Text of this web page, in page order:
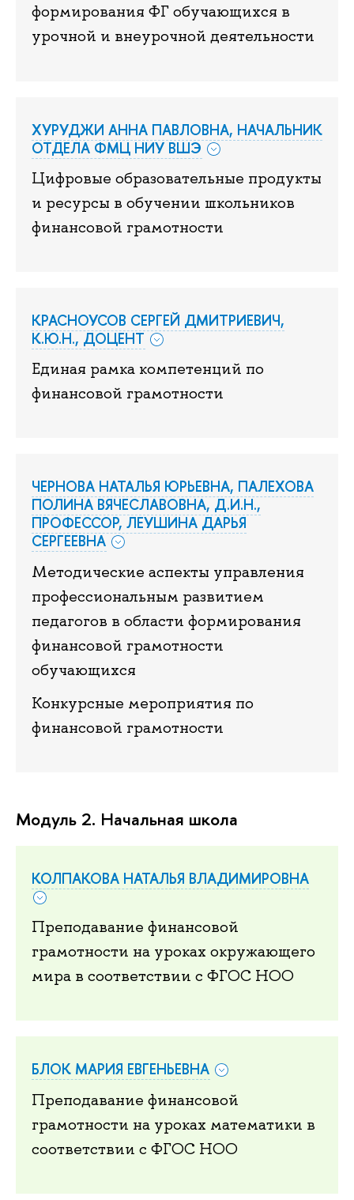
формирования ФГ обучающихся в
урочной и внеурочной деятельности
ХУРУДЖИ АННА ПАВЛОВНА, НАЧАЛЬНИК
ОТДЕЛА ФМЦ НИУ ВШЭ
Цифровые образовательные продукты
и ресурсы в обучении школьников
финансовой грамотности
КРАСНОУСОВ СЕРГЕЙ ДМИТРИЕВИЧ,
К.Ю.Н., ДОЦЕНТ
Единая рамка компетенций по
финансовой грамотности
ЧЕРНОВА НАТАЛЬЯ ЮРЬЕВНА, ПАЛЕХОВА
ПОЛИНА ВЯЧЕСЛАВОВНА, Д.И.Н.,
ПРОФЕССОР, ЛЕУШИНА ДАРЬЯ
СЕРГЕЕВНА
Методические аспекты управления
профессиональным развитием
педагогов в области формирования
финансовой грамотности
обучающихся
Конкурсные мероприятия по
финансовой грамотности
Модуль 2. Начальная школа
КОЛПАКОВА НАТАЛЬЯ ВЛАДИМИРОВНА
Преподавание финансовой
грамотности на уроках окружающего
мира в соответствии с ФГОС НОО
БЛОК МАРИЯ ЕВГЕНЬЕВНА
Преподавание финансовой
грамотности на уроках математики в
соответствии с ФГОС НОО